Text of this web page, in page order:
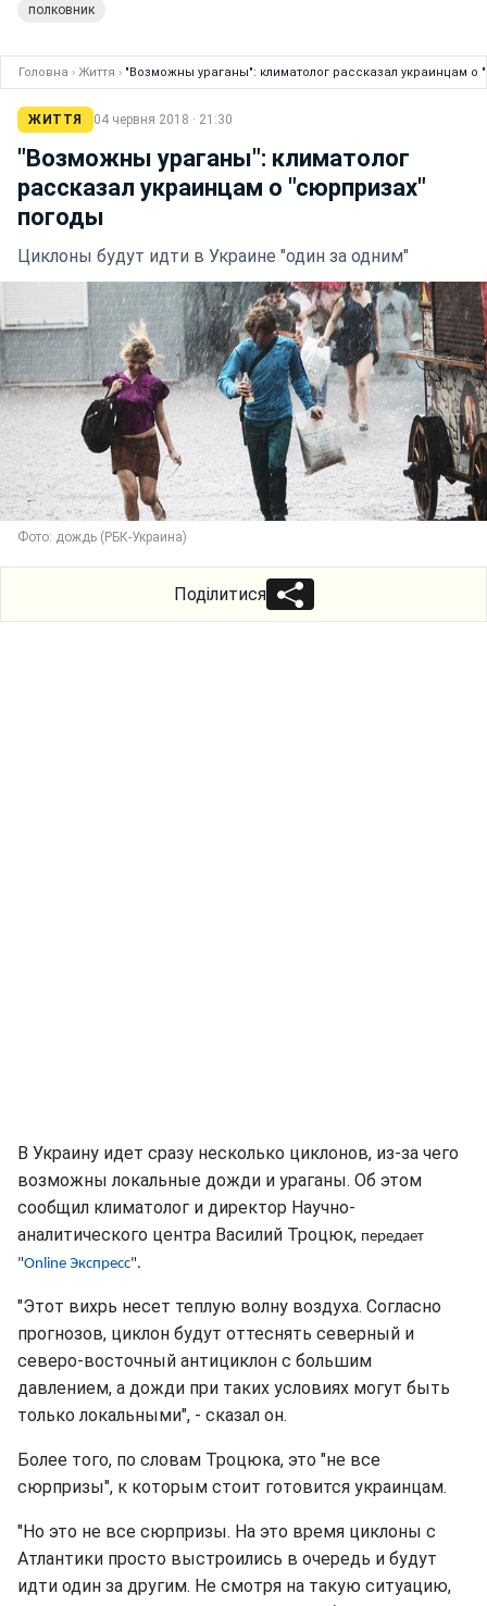
полковник
Головна › Життя › "Возможны ураганы": климатолог рассказал украинцам о
ЖИТТЯ 04 червня 2018 · 21:30
"Возможны ураганы": климатолог
рассказал украинцам о "сюрпризах"
погоды
Циклоны будут идти в Украине "один за одним"
Фото: дождь (РБК-Украина)
Поділитися
В Украину идет сразу несколько циклонов, из-за чего
возможны локальные дожди и ураганы. Об этом
сообщил климатолог и директор Научно-
аналитического центра Василий Троцюк, передает
"Online Экспресс".
"Этот вихрь несет теплую волну воздуха. Согласно
прогнозов, циклон будут оттеснять северный и
северо-восточный антициклон с большим
давлением, а дожди при таких условиях могут быть
только локальными", - сказал он.
Более того, по словам Троцюка, это "не все
сюрпризы", к которым стоит готовится украинцам.
"Но это не все сюрпризы. На это время циклоны с
Атлантики просто выстроились в очередь и будут
идти один за другим. Не смотря на такую ситуацию,